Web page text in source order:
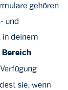
gehören
und
deinem
Bereich
sie, wenn